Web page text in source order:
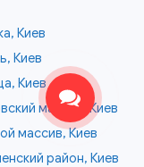
Киев
Киев
Киев
массив, Киев
массив, Киев
район, Киев